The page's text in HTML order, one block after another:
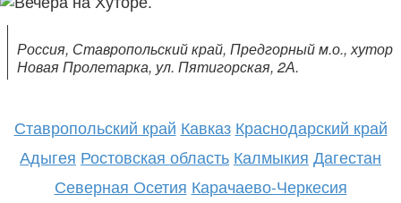
Россия, Ставропольский край, Предгорный м.о., хутор
Новая Пролетарка, ул. Пятигорская, 2А.
Ставропольский край Кавказ Краснодарский край
Адыгея Ростовская область Калмыкия Дагестан
Северная Осетия Карачаево-Черкесия